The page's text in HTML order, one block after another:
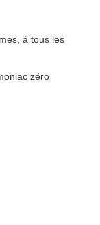
à tous les
zéro